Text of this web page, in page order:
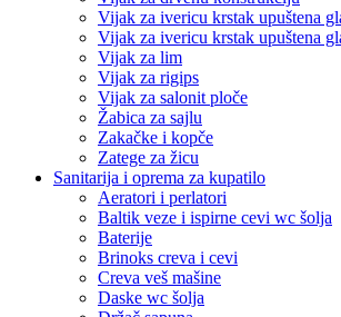
Vijak za ivericu krstak upuštena
Vijak za ivericu krstak upuštena
Vijak za lim
Vijak za rigips
Vijak za salonit ploče
Žabica za sajlu
Zakačke i kopče
Zatege za žicu
Sanitarija i oprema za kupatilo
Aeratori i perlatori
Baltik veze i ispirne cevi wc šolja
Baterije
Brinoks creva i cevi
Creva veš mašine
Daske wc šolja